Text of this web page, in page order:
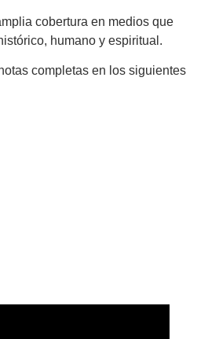
cobertura en medios que
humano y espiritual.
completas en los siguientes